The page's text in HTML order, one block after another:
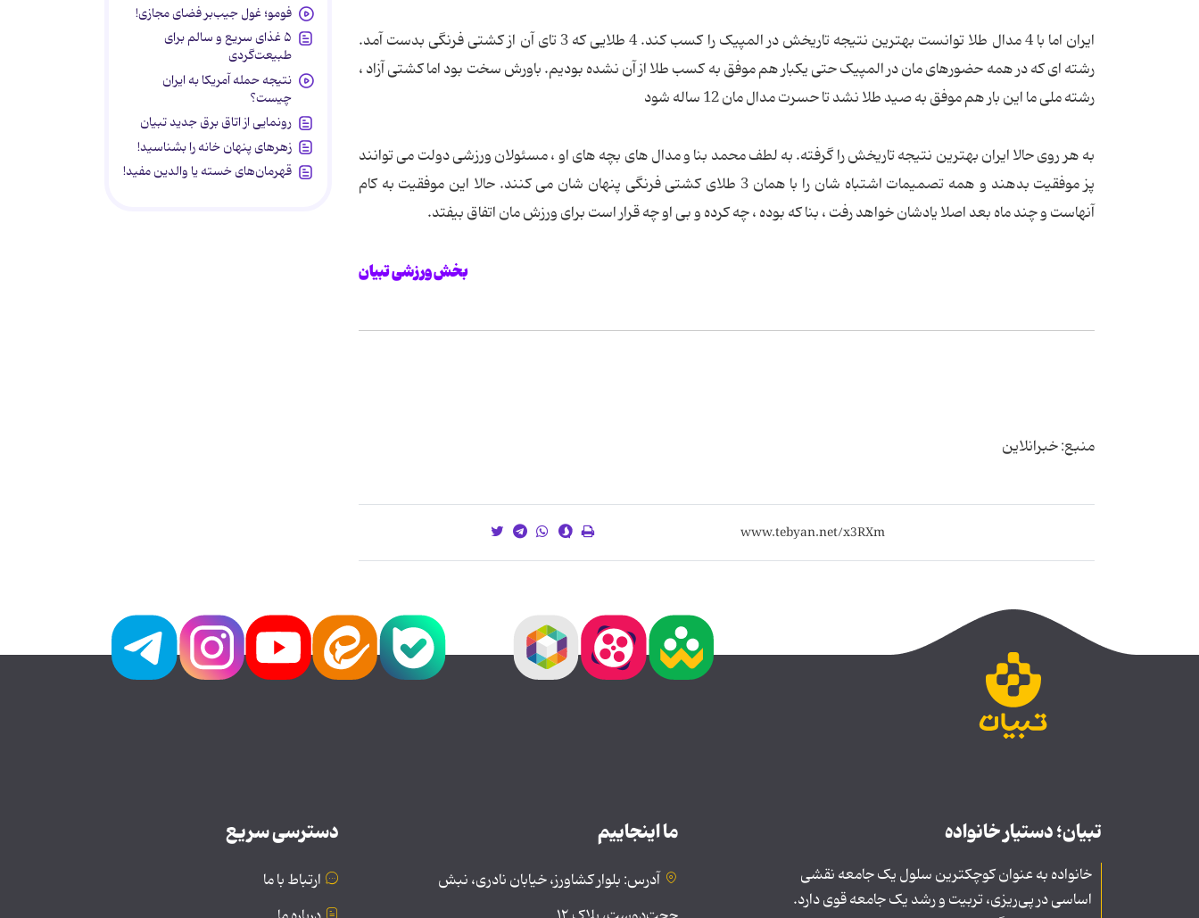
ایران اما با 4 مدال طلا توانست بهترین نتیجه تاریخش در المپیک را کسب کند. 4 طلایی که 3 تای آن از کشتی فرنگی بدست آمد.
رشته ای که در همه حضورهای مان در المپیک حتی یکبار هم موفق به کسب طلا از آن نشده بودیم. باورش سخت بود اما کشتی آزاد ،
رشته ملی ما این بار هم موفق به صید طلا نشد تا حسرت مدال مان 12 ساله شود
به هر روی حالا ایران بهترین نتیجه تاریخش را گرفته. به لطف محمد بنا و مدال های بچه های او ، مسئولان ورزشی دولت می توانند
پز موفقیت بدهند و همه تصمیمات اشتباه شان را با همان 3 طلای کشتی فرنگی پنهان شان می کنند. حالا این موفقیت به کام
آنهاست و چند ماه بعد اصلا یادشان خواهد رفت ، بنا که بوده ، چه کرده و بی او چه قرار است برای ورزش مان اتفاق بیفتد.
بخش ورزشی تبیان
منبع: خبرانلاین
فومو؛ غول جیب‌بر فضای مجازی!
۵ غذای سریع و سالم برای
طبیعت‌گردی
نتیجه حمله آمریکا به ایران
چیست؟
رونمایی از اتاق برق جدید تبیان
زهرهای پنهان خانه را بشناسید!
قهرمان‌های خسته یا والدین مفید!
تبیان؛ دستیار خانواده
خانواده به عنوان کوچکترین سلول یک جامعه نقشی
اساسی در پی‌ریزی، تربیت و رشد یک جامعه قوی دارد.
ما اینجاییم
آدرس: بلوار کشاورز، خیابان نادری، نبش
دسترسی سریع
ارتباط با ما